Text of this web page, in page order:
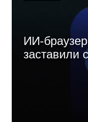
ИИ-
заставили